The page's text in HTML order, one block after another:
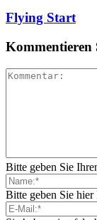
Flying Start
Kommentieren
Bitte geben Sie
Bitte geben Sie